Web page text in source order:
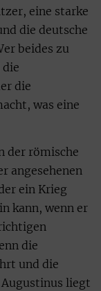
eine starke
die deutsche
beides zu
die
was eine
der römische
angesehenen
ein Krieg
kann, wenn er
die
und die
liegt